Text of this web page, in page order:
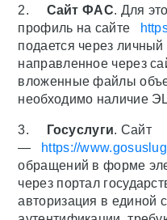
2. Сайт ФАС. Для
профиль на сайте
подается через
направленное через
вложенные файлы
необходимо наличие
3. Госуслуги. Сайт
—
https://
обращений в форме
через портал
авторизация в единой